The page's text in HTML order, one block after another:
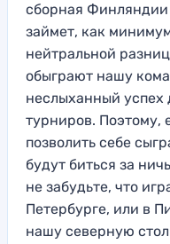
сборная Финляндии
займет, как
нейтральной
обыграют нашу
неслыханный успех
турниров. Поэтому,
позволить себе
будут биться за
не забудьте, что
Петербурге, или в
нашу северную